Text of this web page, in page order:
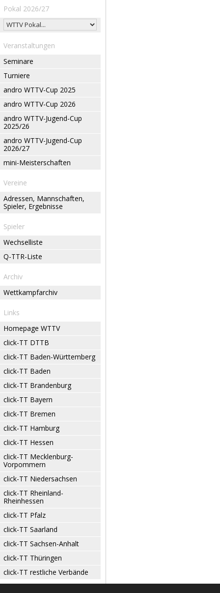
Pokal 2026/27
Veranstaltungen
Seminare
Turniere
andro WTTV-Cup 2025
andro WTTV-Cup 2026
andro WTTV-Jugend-Cup
2025/26
andro WTTV-Jugend-Cup
2026/27
mini-Meisterschaften
Vereine
Adressen, Mannschaften,
Spieler, Ergebnisse
Spieler
Wechselliste
Q-TTR-Liste
Archiv
Wettkampfarchiv
Links
Homepage WTTV
click-TT DTTB
click-TT Baden-Württemberg
click-TT Baden
click-TT Brandenburg
click-TT Bayern
click-TT Bremen
click-TT Hamburg
click-TT Hessen
click-TT Mecklenburg-
Vorpommern
click-TT Niedersachsen
click-TT Rheinland-
Rheinhessen
click-TT Pfalz
click-TT Saarland
click-TT Sachsen-Anhalt
click-TT Thüringen
click-TT restliche Verbände